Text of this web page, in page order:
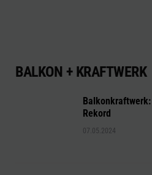
BALKON + KRAFTWERK
Rekord
07.05.2024